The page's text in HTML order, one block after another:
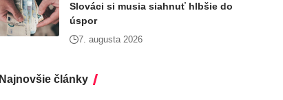
Slováci si musia siahnuť hlbšie do
úspor
7. augusta 2026
Najnovšie články